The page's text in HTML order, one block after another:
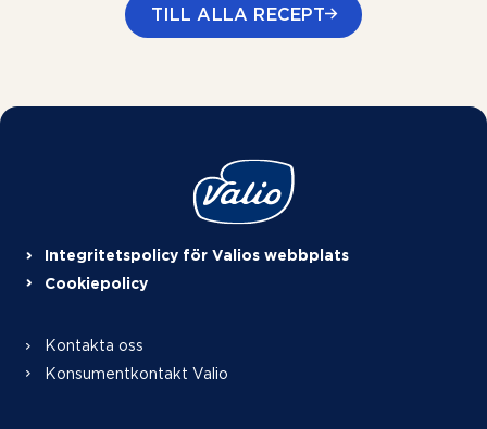
TILL ALLA RECEPT
Integritetspolicy för Valios webbplats
Cookiepolicy
Kontakta oss
Konsumentkontakt Valio